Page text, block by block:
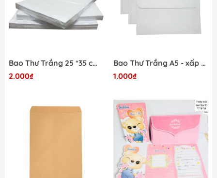
Bao Thư Trắng 25 *35 cm A4 F100 - xấp 100 cái
2.000₫
Bao Thư Trắng A5 - xấp 100 cái
1.000₫